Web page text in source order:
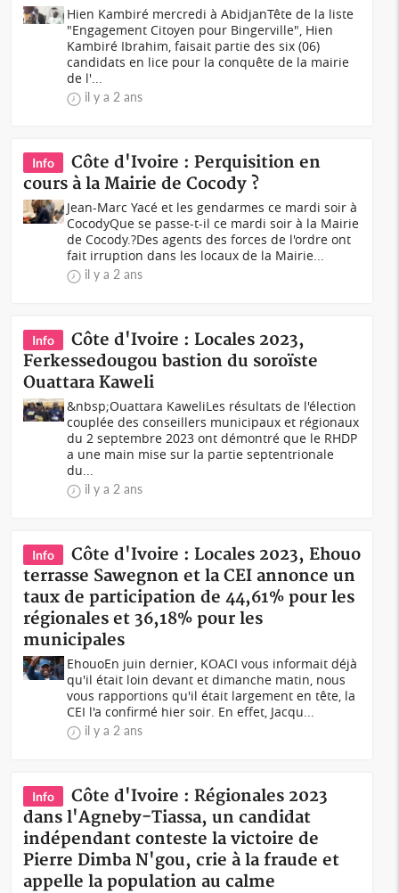
Hien Kambiré mercredi à AbidjanTête de la liste
"Engagement Citoyen pour Bingerville", Hien
Kambiré Ibrahim, faisait partie des six (06)
candidats en lice pour la conquête de la mairie
de l'...
il y a 2 ans
Info
Côte d'Ivoire : Perquisition en
cours à la Mairie de Cocody ?
Jean-Marc Yacé et les gendarmes ce mardi soir à
CocodyQue se passe-t-il ce mardi soir à la Mairie
de Cocody.?Des agents des forces de l'ordre ont
fait irruption dans les locaux de la Mairie...
il y a 2 ans
Info
Côte d'Ivoire : Locales 2023,
Ferkessedougou bastion du soroïste
Ouattara Kaweli
&nbsp;Ouattara KaweliLes résultats de l'élection
couplée des conseillers municipaux et régionaux
du 2 septembre 2023 ont démontré que le RHDP
a une main mise sur la partie septentrionale
du...
il y a 2 ans
Info
Côte d'Ivoire : Locales 2023, Ehouo
terrasse Sawegnon et la CEI annonce un
taux de participation de 44,61% pour les
régionales et 36,18% pour les
municipales
EhouoEn juin dernier, KOACI vous informait déjà
qu'il était loin devant et dimanche matin, nous
vous rapportions qu'il était largement en tête, la
CEI l'a confirmé hier soir. En effet, Jacqu...
il y a 2 ans
Info
Côte d'Ivoire : Régionales 2023
dans l'Agneby-Tiassa, un candidat
indépendant conteste la victoire de
Pierre Dimba N'gou, crie à la fraude et
appelle la population au calme